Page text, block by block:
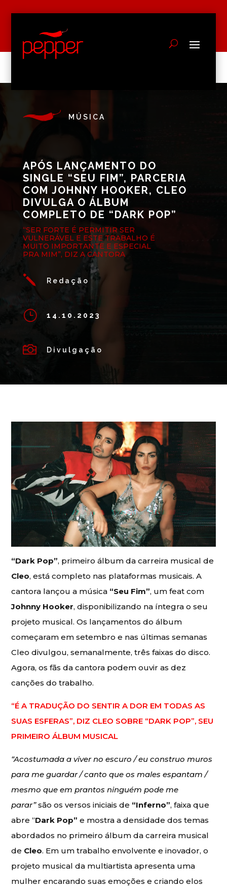
MÚSICA
APÓS LANÇAMENTO DO
SINGLE “SEU FIM”, PARCERIA
COM JOHNNY HOOKER, CLEO
DIVULGA O ÁLBUM
COMPLETO DE “DARK POP”
“SER FORTE É PERMITIR SER
VULNERÁVEL E ESTE TRABALHO É
MUITO IMPORTANTE E ESPECIAL
PRA MIM”, DIZ A CANTORA
j Redação
} 14.10.2023
 Divulgação
“Dark Pop”, primeiro álbum da carreira musical de
Cleo, está completo nas plataformas musicais. A
cantora lançou a música “Seu Fim”, um feat com
Johnny Hooker, disponibilizando na íntegra o seu
projeto musical. Os lançamentos do álbum
começaram em setembro e nas últimas semanas
Cleo divulgou, semanalmente, três faixas do disco.
Agora, os fãs da cantora podem ouvir as dez
canções do trabalho.
“É A TRADUÇÃO DO SENTIR A DOR EM TODAS AS
SUAS ESFERAS”, DIZ CLEO SOBRE “DARK POP”, SEU
PRIMEIRO ÁLBUM MUSICAL
“Acostumada a viver no escuro / eu construo muros
para me guardar / canto que os males espantam /
mesmo que em prantos ninguém pode me
parar”são os versos iniciais de “Inferno”, faixa que
abre “Dark Pop” e mostra a densidade dos temas
abordados no primeiro álbum da carreira musical
de Cleo. Em um trabalho envolvente e inovador, o
projeto musical da multiartista apresenta uma
mulher encarando suas emoções e criando elos